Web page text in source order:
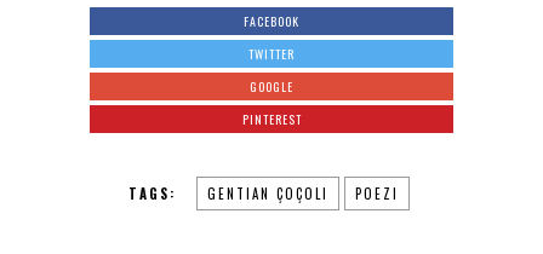
FACEBOOK
TWITTER
GOOGLE
PINTEREST
TAGS: GENTIAN ÇOÇOLI POEZI